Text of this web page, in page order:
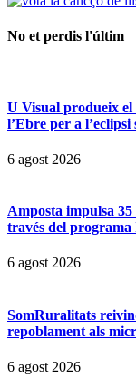
No et perdis l'últim
U Visual produeix el
l’Ebre per a l’eclipsi
6 agost 2026
Amposta impulsa
través del
6 agost 2026
SomRuralitats
repoblament als
6 agost 2026